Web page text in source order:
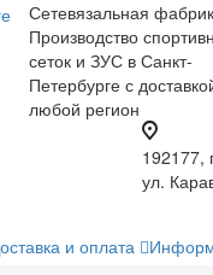
Сетевязальная
Производство
сеток и ЗУС в Санкт-
Петербурге с
любой регион
192177,
ул.
и оплата